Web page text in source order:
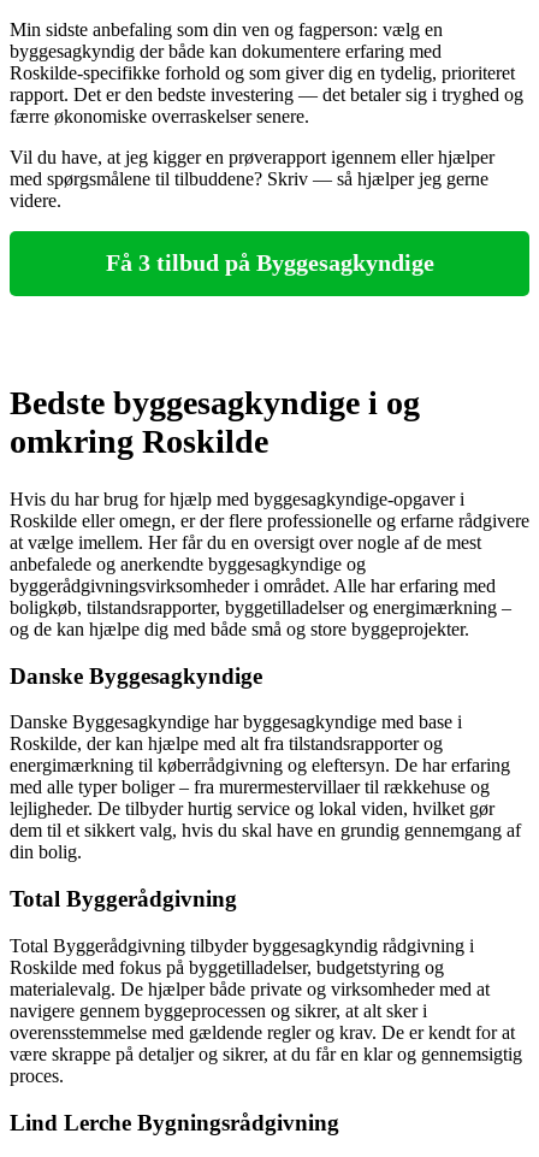
Min sidste anbefaling som din ven og fagperson: vælg en
byggesagkyndig der både kan dokumentere erfaring med
Roskilde‑specifikke forhold og som giver dig en tydelig, prioriteret
rapport. Det er den bedste investering — det betaler sig i tryghed og
færre økonomiske overraskelser senere.
Vil du have, at jeg kigger en prøve­rapport igennem eller hjælper
med spørgsmålene til tilbuddene? Skriv — så hjælper jeg gerne
videre.
Få 3 tilbud på Byggesagkyndige
Bedste byggesagkyndige i og
omkring Roskilde
Hvis du har brug for hjælp med byggesagkyndige-opgaver i
Roskilde eller omegn, er der flere professionelle og erfarne rådgivere
at vælge imellem. Her får du en oversigt over nogle af de mest
anbefalede og anerkendte byggesagkyndige og
byggerådgivningsvirksomheder i området. Alle har erfaring med
boligkøb, tilstandsrapporter, byggetilladelser og energimærkning –
og de kan hjælpe dig med både små og store byggeprojekter.
Danske Byggesagkyndige
Danske Byggesagkyndige har byggesagkyndige med base i
Roskilde, der kan hjælpe med alt fra tilstandsrapporter og
energimærkning til køberrådgivning og eleftersyn. De har erfaring
med alle typer boliger – fra murermestervillaer til rækkehuse og
lejligheder. De tilbyder hurtig service og lokal viden, hvilket gør
dem til et sikkert valg, hvis du skal have en grundig gennemgang af
din bolig.
Total Byggerådgivning
Total Byggerådgivning tilbyder byggesagkyndig rådgivning i
Roskilde med fokus på byggetilladelser, budgetstyring og
materialevalg. De hjælper både private og virksomheder med at
navigere gennem byggeprocessen og sikrer, at alt sker i
overensstemmelse med gældende regler og krav. De er kendt for at
være skrappe på detaljer og sikrer, at du får en klar og gennemsigtig
proces.
Lind Lerche Bygningsrådgivning